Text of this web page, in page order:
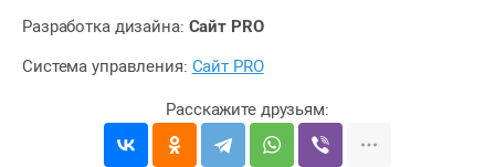
Разработка дизайна: Сайт PRO
Система управления: Сайт PRO